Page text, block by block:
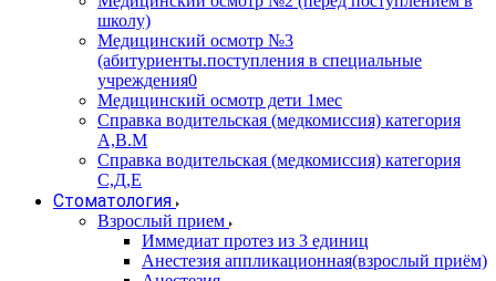
школу)
Медицинский осмотр №3
(абитуриенты.поступления в специальные
учреждения0
Медицинский осмотр дети 1мес
Справка водительская (медкомиссия) категория
А,В.М
Справка водительская (медкомиссия) категория
С,Д,Е
Стоматология
Взрослый прием
Иммедиат протез из 3 единиц
Анестезия аппликационная(взрослый приём)